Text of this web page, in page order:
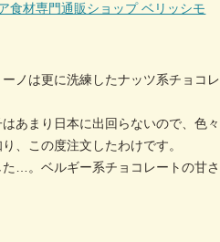
材専門通販ショップ ベリッシモ
ノは更に洗練したナッツ系チョコレ
あまり日本に出回らないので、色々
、この度注文したわけです。
…。ベルギー系チョコレートの甘さ